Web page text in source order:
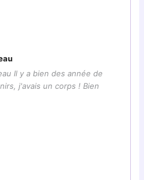
Il y a bien des année de
j'avais un corps ! Bien